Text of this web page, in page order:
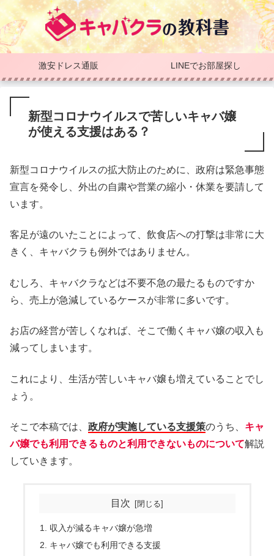
激安ドレス通販 LINEでお部屋探し
新型コロナウイルスで苦しいキャバ嬢
が使える支援はある？
新型コロナウイルスの拡大防止のために、政府は緊急事態
宣言を発令し、外出の自粛や営業の縮小・休業を要請して
います。
客足が遠のいたことによって、飲食店への打撃は非常に大
きく、キャバクラも例外ではありません。
むしろ、キャバクラなどは不要不急の最たるものですか
ら、売上が急減しているケースが非常に多いです。
お店の経営が苦しくなれば、そこで働くキャバ嬢の収入も
減ってしまいます。
これにより、生活が苦しいキャバ嬢も増えていることでし
ょう。
そこで本稿では、 政府が実施している支援策のうち、 キャ
バ嬢でも利用できるものと利用できないものについて解説
していきます。
目次
収入が減るキャバ嬢が急増
キャバ嬢でも利用できる支援